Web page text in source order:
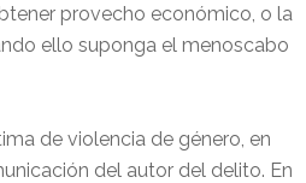
provecho económico, o la
ello suponga el menoscabo
de violencia de género, en
del autor del delito. En